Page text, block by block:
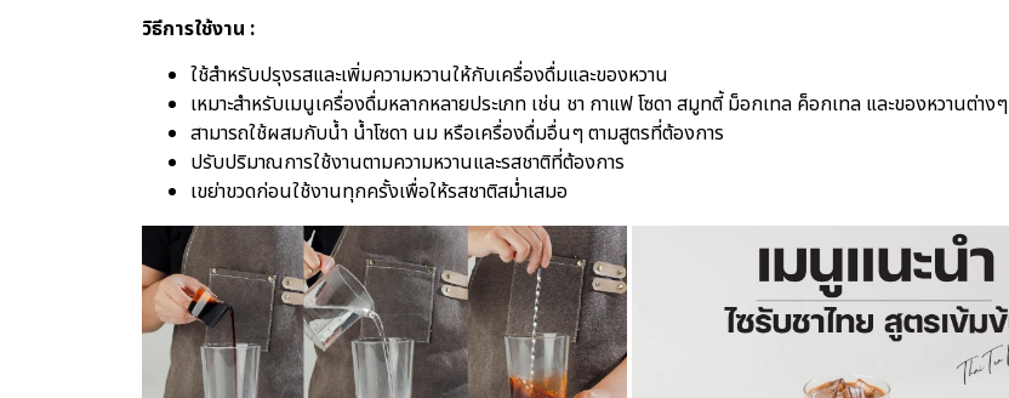
วิธีการใช้งาน :
ใช้สำหรับปรุงรสและเพิ่มความหวานให้กับเครื่องดื่มและของหวาน
เหมาะสำหรับเมนูเครื่องดื่มหลากหลายประเภท เช่น ชา กาแฟ โซดา สมูทตี้ ม็อกเทล ค็อกเทล และของหวานต่างๆ
สามารถใช้ผสมกับน้ำ น้ำโซดา นม หรือเครื่องดื่มอื่นๆ ตามสูตรที่ต้องการ
ปรับปริมาณการใช้งานตามความหวานและรสชาติที่ต้องการ
เขย่าขวดก่อนใช้งานทุกครั้งเพื่อให้รสชาติสม่ำเสมอ